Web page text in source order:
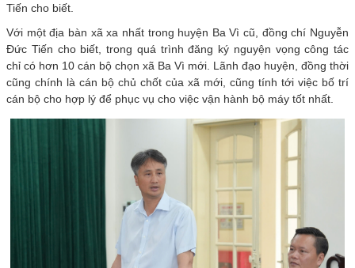
Tiến cho biết.
Với một địa bàn xã xa nhất trong huyện Ba Vì cũ, đồng chí Nguyễn
Đức Tiến cho biết, trong quá trình đăng ký nguyện vọng công tác
chỉ có hơn 10 cán bộ chọn xã Ba Vì mới. Lãnh đạo huyện, đồng thời
cũng chính là cán bộ chủ chốt của xã mới, cũng tính tới việc bố trí
cán bộ cho hợp lý để phục vụ cho việc vận hành bộ máy tốt nhất.